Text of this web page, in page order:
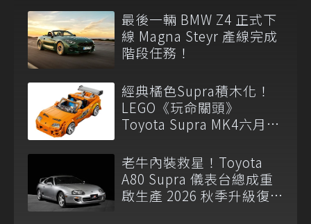
最後一輛 BMW Z4 正式下
線 Magna Steyr 產線完成
階段任務！
經典橘色Supra積木化！
LEGO《玩命關頭》
Toyota Supra MK4六月登
老牛內裝救星！Toyota
A80 Supra 儀表台總成重
啟生產 2026 秋季升級復